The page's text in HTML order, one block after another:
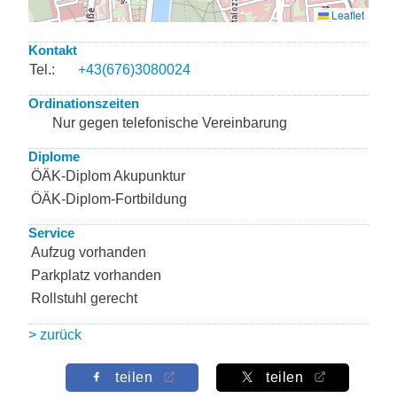
Kontakt
Tel.:
+43(676)3080024
Ordinationszeiten
Nur gegen telefonische Vereinbarung
Diplome
ÖÄK-Diplom Akupunktur
ÖÄK-Diplom-Fortbildung
Service
Aufzug vorhanden
Parkplatz vorhanden
Rollstuhl gerecht
> zurück
teilen teilen